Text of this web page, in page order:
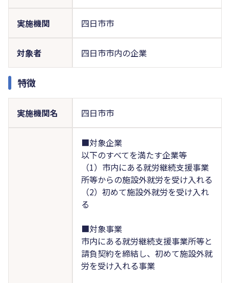
実施機関 四日市市
対象者 四日市市内の企業
特徴
実施機関名 四日市市
■対象企業
以下のすべてを満たす企業等
（1）市内にある就労継続支援事業
所等からの施設外就労を受け入れる
（2）初めて施設外就労を受け入れ
る
■対象事業
市内にある就労継続支援事業所等と
請負契約を締結し、初めて施設外就
労を受け入れる事業